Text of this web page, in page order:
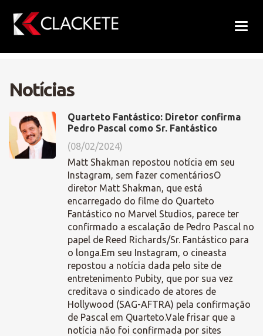
Warning : A non-numeric value encountered in
/home/clackete/public_html/_core/controller/site/
Notícias
Quarteto Fantástico: Diretor confirma
Pedro Pascal como Sr. Fantástico
(08/02/2024)
Matt Shakman repostou notícia em seu
Instagram, sem fazer comentáriosO
diretor Matt Shakman, que está
encarregado do filme do Quarteto
Fantástico no Marvel Studios, parece ter
confirmado a escalação de Pedro Pascal no
papel de Reed Richards/Sr. Fantástico para
o longa.Em seu Instagram, o cineasta
repostou a notícia dada pelo site de
entretenimento Pubity, que por sua vez
creditava o sindicado de atores de
Hollywood (SAG-AFTRA) pela confirmação
de Pascal em Quarteto.Vale frisar que a
notícia não foi confirmada por sites